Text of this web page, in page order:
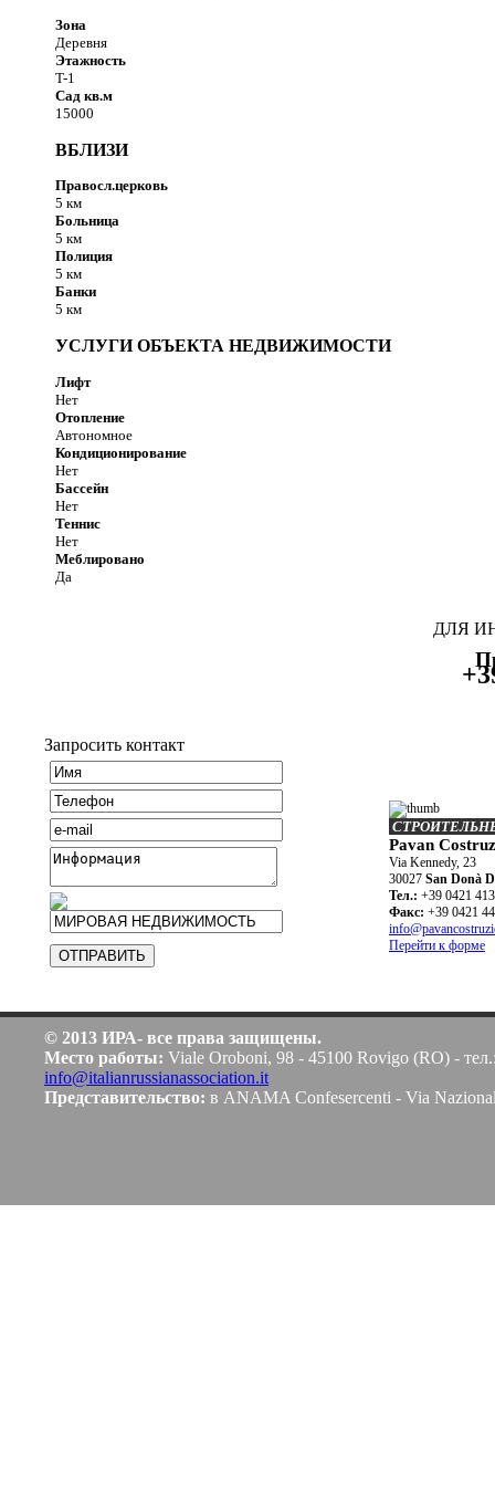
Зона
Деревня
Этажность
T-1
Сад кв.м
15000
ВБЛИЗИ
Правосл.церковь
5 км
Больница
5 км
Полиция
5 км
Банки
5 км
УСЛУГИ ОБЪЕКТА НЕДВИЖИМОСТИ
Лифт
Нет
Отопление
Автономное
Кондиционирование
Нет
Бассейн
Нет
Теннис
Нет
Меблировано
Да
ДЛЯ
Запросить контакт
Pavan
Via Kennedy, 23
30027 San Donà
Teл.: +39 0421
Факс: +39 0421
Перейти к форме
© 2013 ИРА- все права защищены.
Место работы: Viale Oroboni, 98 - 45100 Rovigo (RO) -
info@italianrussianassociation.it
Представительство: в ANAMA Confesercenti - Via